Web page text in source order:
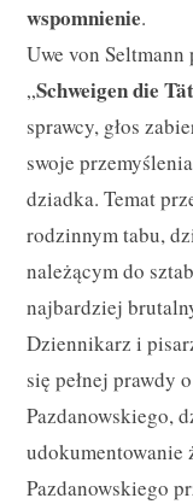
wspomnienie.
Uwe von Seltmann
„Schweigen die
sprawcy, głos
swoje
dziadka. Temat
rodzinnym tabu,
należącym do
najbardziej
Dziennikarz i
się pełnej prawdy
Pazdanowskiego,
udokumentowanie
Pazdanowskiego